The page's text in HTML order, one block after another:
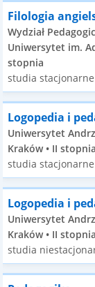
Filologia
Wydział
Uniwersytet im.
stopnia
studia
Logopedia i
Uniwersytet
Kraków • II stopnia
studia
Logopedia i
Uniwersytet
Kraków • II stopnia
studia